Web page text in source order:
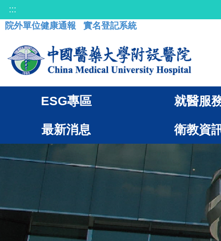
:::
院外單位健康通報
實名登記系統
ESG專區 就醫服
最新消息 衛教資